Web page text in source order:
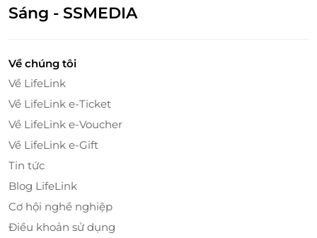
Thẻ quà tặng
Sáng - SSMEDIA
Về chúng tôi
Về LifeLink
Về LifeLink e-Ticket
Về LifeLink e-Voucher
Về LifeLink e-Gift
Tin tức
Blog LifeLink
Cơ hội nghề nghiệp
Điều khoản sử dụng